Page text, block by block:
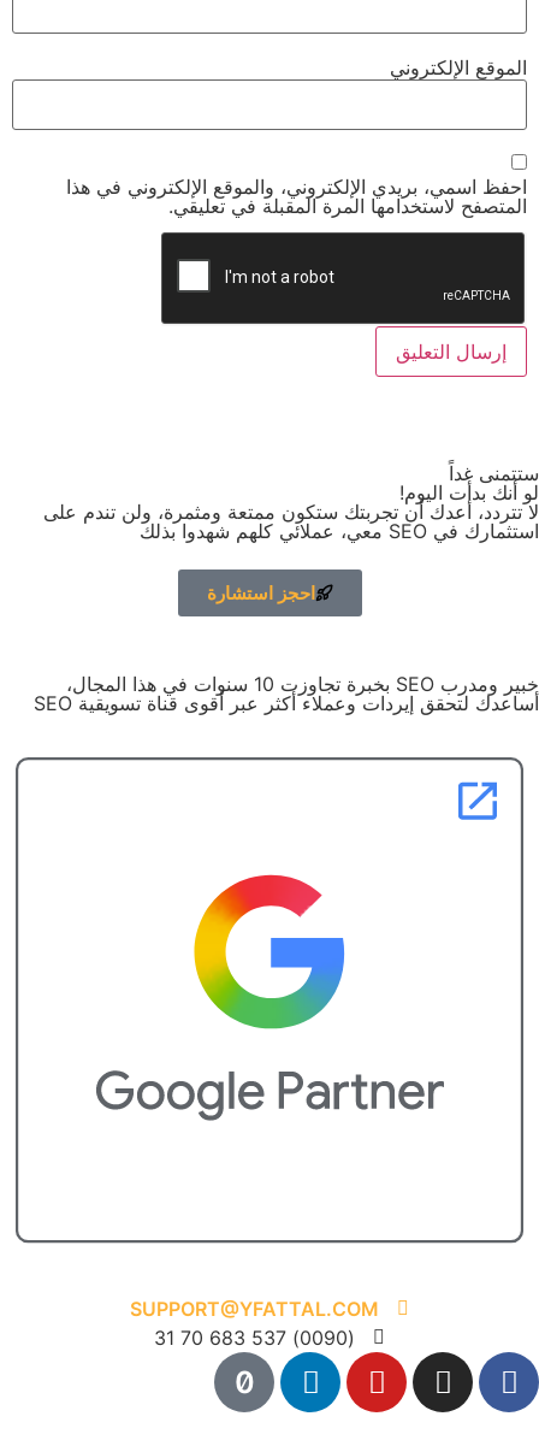
الموقع الإلكتروني
احفظ اسمي، بريدي الإلكتروني، والموقع الإلكتروني في هذا
المتصفح لاستخدامها المرة المقبلة في تعليقي.
ستتمنى غداً
لو أنك بدأت اليوم!
لا تتردد، أعدك أن تجربتك ستكون ممتعة ومثمرة، ولن تندم على
استثمارك في SEO معي، عملائي كلهم شهدوا بذلك
احجز استشارة
خبير ومدرب SEO بخبرة تجاوزت 10 سنوات في هذا المجال،
أساعدك لتحقق إيردات وعملاء أكثر عبر أقوى قناة تسويقية SEO
SUPPORT@YFATTAL.COM
(0090) 537 683 70 31